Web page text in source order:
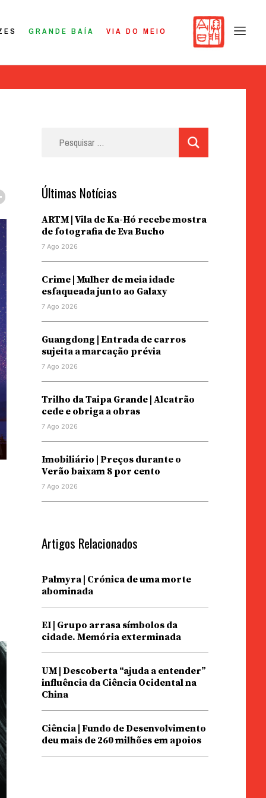
GRANDE BAÍA VIA DO MEIO
Últimas Notícias
ARTM | Vila de Ka-Hó recebe mostra
de fotografia de Eva Bucho
7 Ago 2026
Crime | Mulher de meia idade
esfaqueada junto ao Galaxy
7 Ago 2026
Guangdong | Entrada de carros
sujeita a marcação prévia
7 Ago 2026
Trilho da Taipa Grande | Alcatrão
cede e obriga a obras
7 Ago 2026
Imobiliário | Preços durante o
Verão baixam 8 por cento
7 Ago 2026
Artigos Relacionados
Palmyra | Crónica de uma morte
abominada
EI | Grupo arrasa símbolos da
cidade. Memória exterminada
UM | Descoberta “ajuda a entender”
influência da Ciência Ocidental na
China
Ciência | Fundo de Desenvolvimento
deu mais de 260 milhões em apoios